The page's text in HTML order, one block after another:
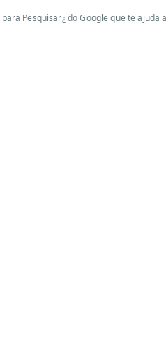
Pesquisar¿ do Google que te ajuda